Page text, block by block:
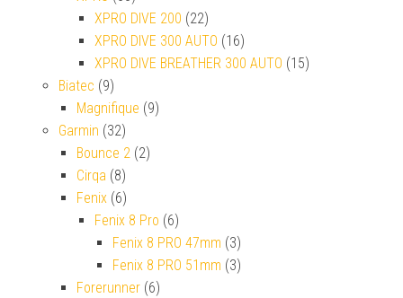
XPRO DIVE 200 (22)
XPRO DIVE 300 AUTO (16)
XPRO DIVE BREATHER 300 AUTO (15)
Biatec (9)
Magnifique (9)
Garmin (32)
Bounce 2 (2)
Cirqa (8)
Fenix (6)
Fenix 8 Pro (6)
Fenix 8 PRO 47mm (3)
Fenix 8 PRO 51mm (3)
Forerunner (6)